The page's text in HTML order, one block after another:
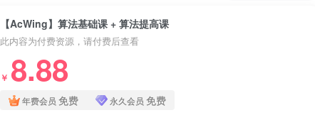
【AcWing】算法基础课 + 算法提高课
此内容为付费资源，请付费后查看
￥ 8.88
年费会员 免费 永久会员 免费